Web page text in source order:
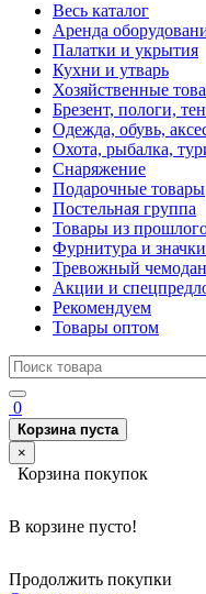
Весь каталог
Аренда
Палатки и укрытия
Кухни и утварь
Хозяйственные
Брезент, пологи,
Одежда, обувь,
Охота, рыбалка,
Снаряжение
Подарочные товары
Постельная группа
Товары из
Фурнитура и значки
Тревожный
Акции и
Рекомендуем
Товары оптом
0
Корзина пуста
×
Корзина покупок
В корзине пусто!
Продолжить покупки